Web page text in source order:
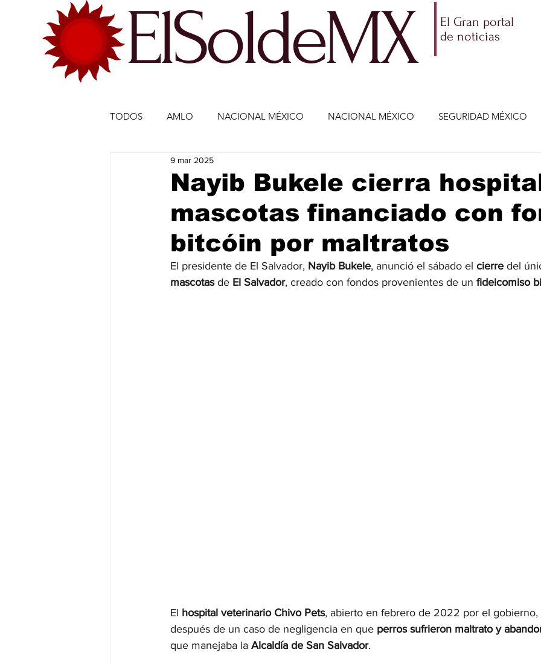
ElSoldeMX
El Gran portal
de noticias
TODOS AMLO NACIONAL MÉXICO NACIONAL MÉXICO SEGURIDAD MÉXICO
ECONOMÍA MÉXICO
DEPORTES DEPORTES CIENCIA Y TECNOLOGÍA ENTRETENIMIENTO VIDA
ESTADOS-POLÍTICA ENTRETENIMIENTO JALISCO-ENRIQUE ALFARO JALISCO-
Nayib Bukele cierra
mascotas financiado con
bitcóin por maltratos
9 mar 2025
El presidente de El Salvador, Nayib Bukele, anunció el sábado el cierre del
mascotas de El Salvador, creado con fondos provenientes de un fideicomiso
El hospital veterinario Chivo Pets, abierto en febrero de 2022 por el gobierno,
después de un caso de negligencia en que perros sufrieron maltrato y
que manejaba la Alcaldía de San Salvador.